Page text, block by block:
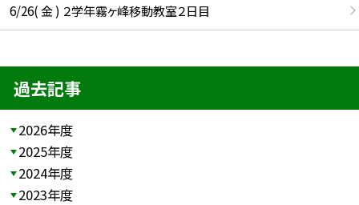
6/26( 金 ) ２学年霧ヶ峰移動教室２日目
過去記事
2026年度
2025年度
2024年度
2023年度